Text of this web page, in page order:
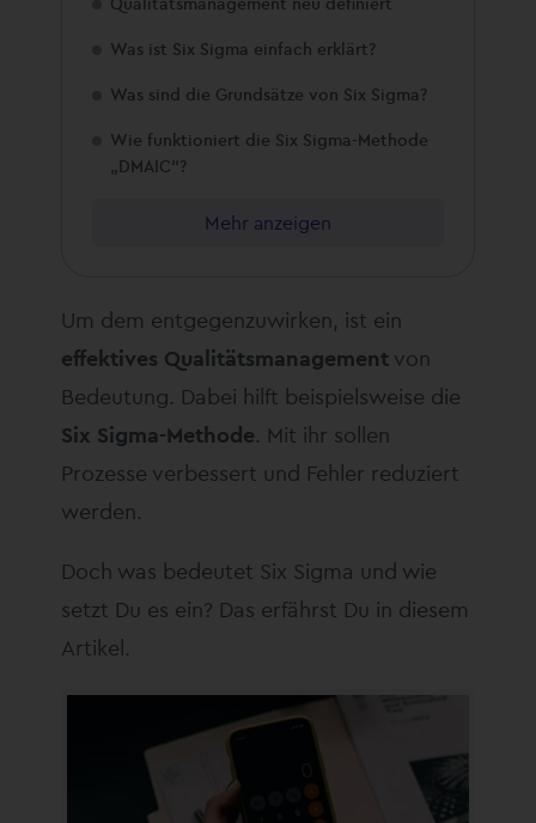
Was ist Six Sigma einfach erklärt?
Was sind die Grundsätze von Six Sigma?
Wie funktioniert die Six Sigma-Methode
„DMAIC“?
Mehr anzeigen
Um dem entgegenzuwirken, ist ein
effektives Qualitätsmanagement von
Bedeutung. Dabei hilft beispielsweise die
Six Sigma-Methode. Mit ihr sollen
Prozesse verbessert und Fehler reduziert
werden.
Doch was bedeutet Six Sigma und wie
setzt Du es ein? Das erfährst Du in diesem
Artikel.